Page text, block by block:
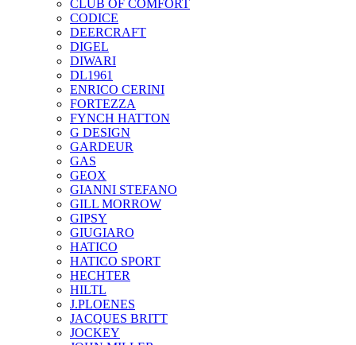
CLUB OF COMFORT
CODICE
DEERCRAFT
DIGEL
DIWARI
DL1961
ENRICO CERINI
FORTEZZA
FYNCH HATTON
G DESIGN
GARDEUR
GAS
GEOX
GIANNI STEFANO
GILL MORROW
GIPSY
GIUGIARO
HATICO
HATICO SPORT
HECHTER
HILTL
J.PLOENES
JAСQUES BRITT
JOCKEY